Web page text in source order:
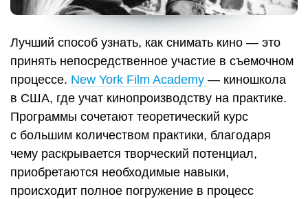
Лучший способ узнать, как снимать кино — это
принять непосредственное участие в съемочном
процессе. New York Film Academy — киношкола
в США, где учат кинопроизводству на практике.
Программы сочетают теоретический курс
с большим количеством практики, благодаря
чему раскрывается творческий потенциал,
приобретаются необходимые навыки,
происходит полное погружение в процесс